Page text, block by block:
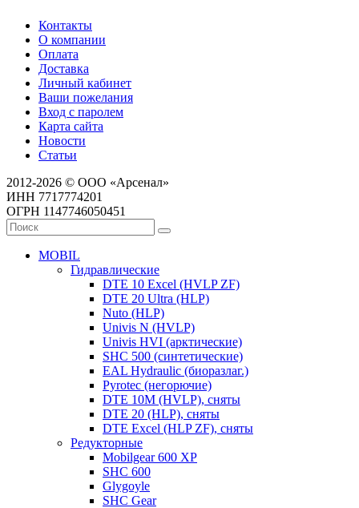
Контакты
О компании
Оплата
Доставка
Личный кабинет
Ваши пожелания
Вход с паролем
Карта сайта
Новости
Статьи
2012-2026 © ООО «Арсенал»
ИНН 7717774201
ОГРН 1147746050451
MOBIL
Гидравлические
DTE 10 Excel (HVLP ZF)
DTE 20 Ultra (HLP)
Nuto (HLP)
Univis N (HVLP)
Univis HVI (арктические)
SHC 500 (синтетические)
EAL Hydraulic (биоразлаг.)
Pyrotec (негорючие)
DTE 10M (HVLP), сняты
DTE 20 (HLP), сняты
DTE Excel (HLP ZF), сняты
Редукторные
Mobilgear 600 XP
SHC 600
Glygoyle
SHC Gear